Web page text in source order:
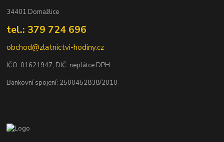
34401 Domažlice
tel.: 379 724 696
obchod@zlatnictvi-hodiny.cz
IČO: 01621947, DIČ: neplátce DPH
Bankovní spojení: 2500452838/2010